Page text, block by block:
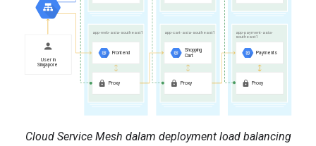
Cloud Service Mesh dalam deployment load balancing